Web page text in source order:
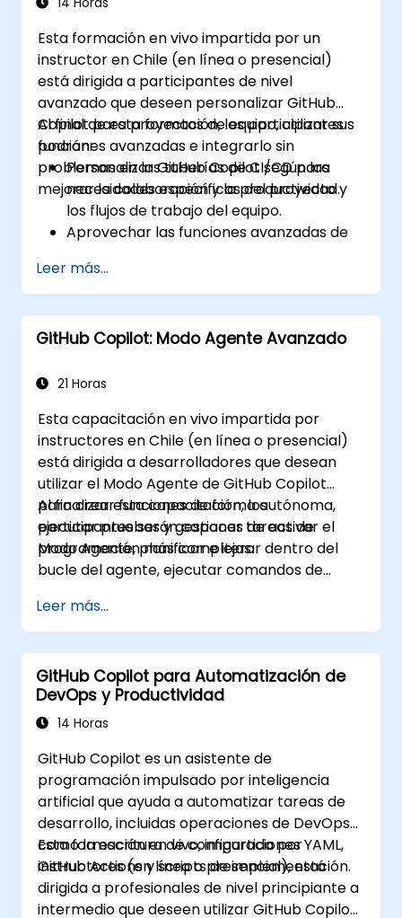
Esta formación en vivo impartida por un
instructor en Chile (en línea o presencial)
está dirigida a participantes de nivel
avanzado que deseen personalizar GitHub
Copilot para proyectos de equipo, utilizar sus
funciones avanzadas e integrarlo sin
problemas en las tuberías de CI/CD para
mejorar la colaboración y la productividad.
Al final de esta formación, los participantes
podrán:
Personalizar GitHub Copilot según las
necesidades específicas del proyecto y
los flujos de trabajo del equipo.
Aprovechar las funciones avanzadas de
complejas.
Integrar GitHub Copilot en las tuberías de
CI/CD y entornos colaborativos.
Optimizar la colaboración del equipo
Administrar y solucionar problemas
permisos de Copilot de manera efectiva.
Leer más...
GitHub Copilot: Modo Agente Avanzado
21 Horas
Esta capacitación en vivo impartida por
instructores en Chile (en línea o presencial)
está dirigida a desarrolladores que desean
utilizar el Modo Agente de GitHub Copilot
para crear funciones de forma autónoma,
ejecutar pruebas y gestionar tareas de
programación más complejas.
Al finalizar esta capacitación, los
participantes serán capaces de activar el
Modo Agente, planificar e iterar dentro del
bucle del agente, ejecutar comandos de
empresarial.
Leer más...
GitHub Copilot para Automatización de
DevOps y Productividad
14 Horas
GitHub Copilot es un asistente de
programación impulsado por inteligencia
artificial que ayuda a automatizar tareas de
desarrollo, incluidas operaciones de DevOps
como la escritura de configuraciones YAML,
GitHub Actions y scripts de implementación.
Esta formación en vivo, impartida por
instructores (en línea o presencial), está
dirigida a profesionales de nivel principiante a
intermedio que deseen utilizar GitHub Copilot